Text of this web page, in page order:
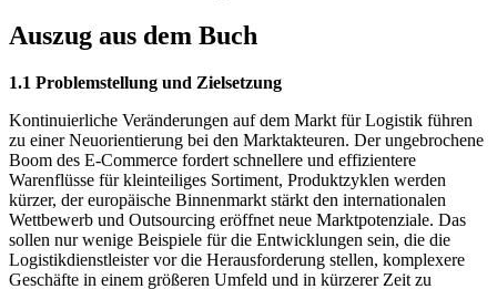
Auszug aus dem Buch
1.1 Problemstellung und Zielsetzung
Kontinuierliche Veränderungen auf dem Markt für Logistik führen
zu einer Neuorientierung bei den Marktakteuren. Der ungebrochene
Boom des E-Commerce fordert schnellere und effizientere
Warenflüsse für kleinteiliges Sortiment, Produktzyklen werden
kürzer, der europäische Binnenmarkt stärkt den internationalen
Wettbewerb und Outsourcing eröffnet neue Marktpotenziale. Das
sollen nur wenige Beispiele für die Entwicklungen sein, die die
Logistikdienstleister vor die Herausforderung stellen, komplexere
Geschäfte in einem größeren Umfeld und in kürzerer Zeit zu